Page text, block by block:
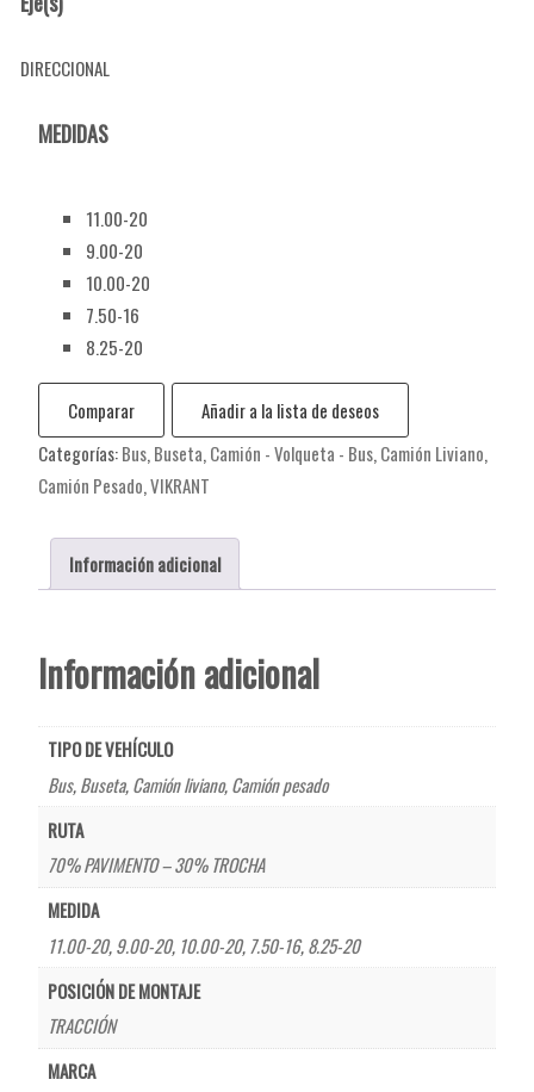
DIRECCIONAL
MEDIDAS
11.00-20
9.00-20
10.00-20
7.50-16
8.25-20
Comparar
Añadir a la lista de deseos
Categorías:Bus, Buseta, Camión - Volqueta - Bus, Camión Liviano,
Camión Pesado,VIKRANT
Información adicional
Información adicional
TIPO DE VEHÍCULO
Bus,Buseta,Camión liviano,Camión pesado
RUTA
70% PAVIMENTO – 30% TROCHA
MEDIDA
11.00-20,9.00-20, 10.00-20, 7.50-16,8.25-20
POSICIÓN DE MONTAJE
TRACCIÓN
MARCA